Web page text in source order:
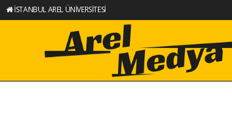
İSTANBUL AREL ÜNİVERSİTESİ